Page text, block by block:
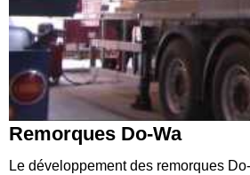
Remorques Do-Wa
Le développement des remorques